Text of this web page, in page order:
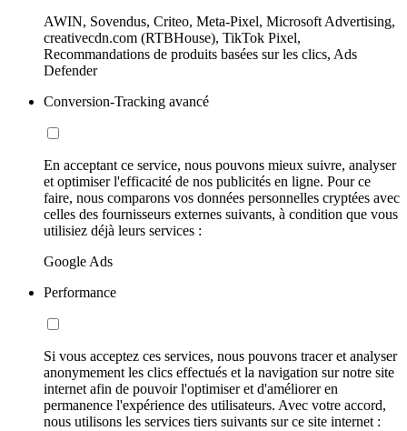
AWIN, Sovendus, Criteo, Meta-Pixel, Microsoft Advertising,
creativecdn.com (RTBHouse), TikTok Pixel,
Recommandations de produits basées sur les clics, Ads
Defender
Conversion-Tracking avancé
En acceptant ce service, nous pouvons mieux suivre, analyser
et optimiser l'efficacité de nos publicités en ligne. Pour ce
faire, nous comparons vos données personnelles cryptées avec
celles des fournisseurs externes suivants, à condition que vous
utilisiez déjà leurs services :
Google Ads
Performance
Si vous acceptez ces services, nous pouvons tracer et analyser
anonymement les clics effectués et la navigation sur notre site
internet afin de pouvoir l'optimiser et d'améliorer en
permanence l'expérience des utilisateurs. Avec votre accord,
nous utilisons les services tiers suivants sur ce site internet :